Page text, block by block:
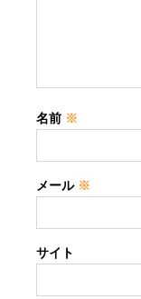
名前 ※
メール ※
サイト